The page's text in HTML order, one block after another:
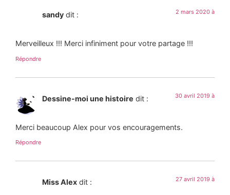
sandy dit : 2 mars 2020 à
Merveilleux !!! Merci infiniment pour votre partage !!!
Répondre
Dessine-moi une histoire dit : 30 avril 2019 à
Merci beaucoup Alex pour vos encouragements.
Répondre
Miss Alex dit : 27 avril 2019 à